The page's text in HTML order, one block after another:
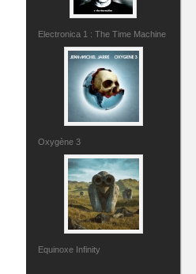
Electronica 1 : The Time Machine
Oxygène 3
Equinoxe Infinity